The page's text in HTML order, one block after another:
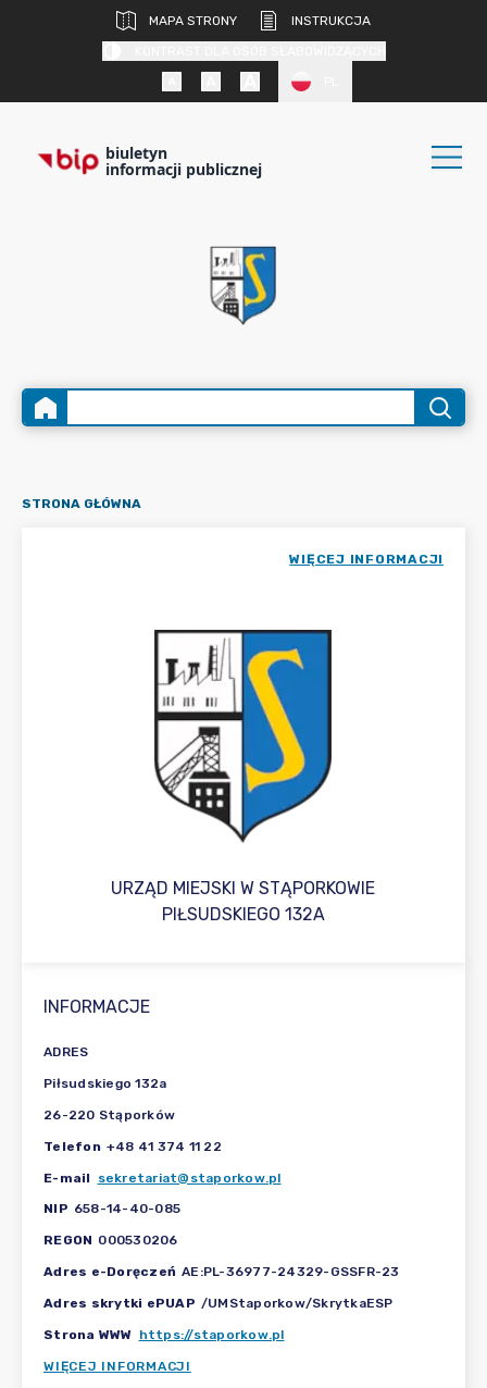
MAPA STRONY
INSTRUKCJA
biuletyn
informacji publicznej
STRONA GŁÓWNA
URZĄD MIEJSKI W STĄPORKOWIE
WIĘCEJ INFORMACJI
PIŁSUDSKIEGO 132A
INFORMACJE
ADRES
Piłsudskiego 132a
26-220 Stąporków
Telefon +48 41 374 11 22
E-mail sekretariat@staporkow.pl
NIP 658-14-40-085
REGON 000530206
Adres e-Doręczeń AE:PL-36977-24329-GSSFR-23
Adres skrytki ePUAP /UMStaporkow/SkrytkaESP
Strona WWW https://staporkow.pl
WIĘCEJ INFORMACJI